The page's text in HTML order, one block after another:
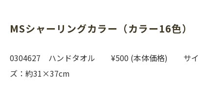
MSシャーリングカラー（カラー16色）
0304627 ハンドタオル ¥500 (本体価格) サイ
ズ：約31×37cm